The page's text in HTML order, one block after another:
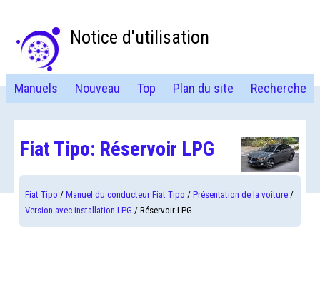
Notice d'utilisation
Manuels Nouveau Top Plan du site Recherche
Fiat Tipo: Réservoir LPG
Fiat Tipo /Manuel du conducteur Fiat Tipo /Présentation de la voiture /
Version avec installation LPG / Réservoir LPG